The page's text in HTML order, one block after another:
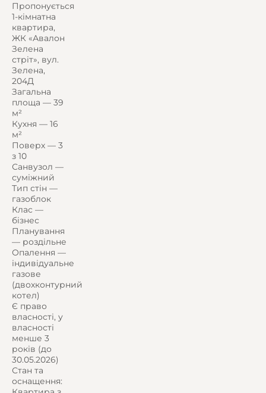
Пропонується
1-кімнатна
квартира,
ЖК «Авалон
Зелена
стріт», вул.
Зелена,
204Д
Загальна
площа — 39
м²
Кухня — 16
м²
Поверх — 3
з 10
Санвузол —
суміжний
Тип стін —
газоблок
Клас —
бізнес
Планування
— роздільне
Опалення —
індивідуальне
газове
(двохконтурний
котел)
Є право
власності, у
власності
менше 3
років (до
30.05.2026)
Стан та
оснащення: